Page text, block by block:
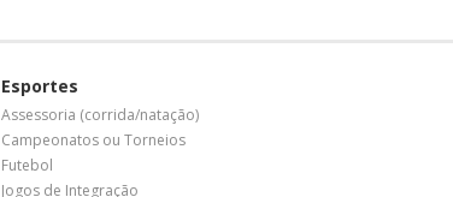
Esportes
Assessoria (corrida/natação)
Campeonatos ou Torneios
Futebol
Jogos de Integração